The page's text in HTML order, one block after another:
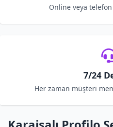
Online veya
7/24
Her zaman müşteri